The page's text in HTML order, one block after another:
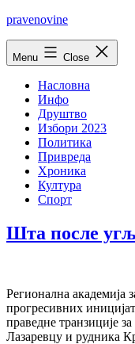
Skip
pravenovine
Menu Close
Насловна
Инфо
Друштво
Избори 2023
Политика
Привреда
Хроника
Култура
Спорт
Шта после
Регионална академија
прогресивних
праведне транзиције
Лазаревцу и рудника